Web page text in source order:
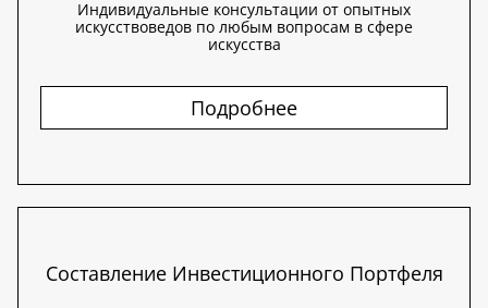
Индивидуальные консультации от опытных
искусствоведов по любым вопросам в сфере
искусства
Подробнее
Составление Инвестиционного Портфеля